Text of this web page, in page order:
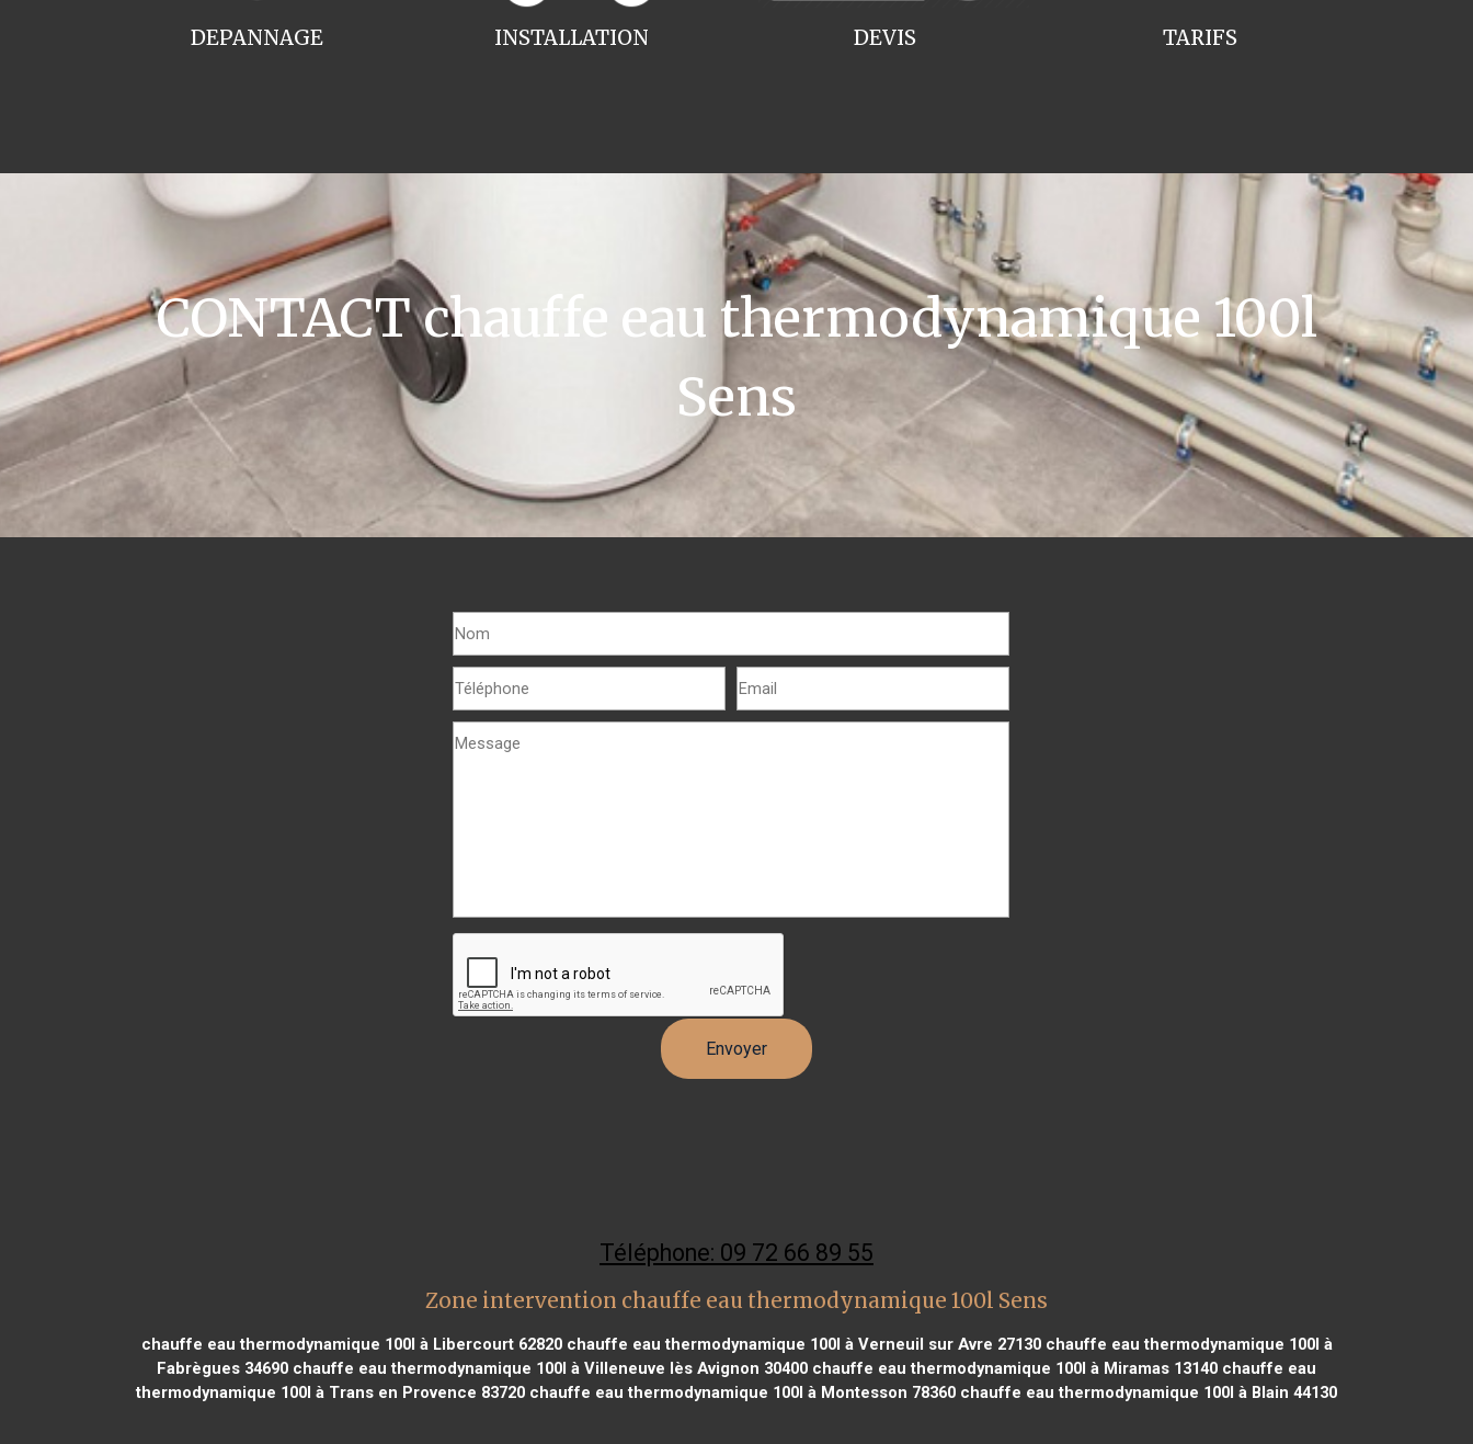
INSTALLATION
DEPANNAGE TARIFS
DEVIS
CONTACT chauffe eau thermodynamique 100l
Sens
Téléphone: 09 72 66 89 55
Zone intervention chauffe eau thermodynamique 100l Sens
chauffe eau thermodynamique 100l à Libercourt 62820chauffe eau thermodynamique 100l à Verneuil sur Avre 27130chauffe eau thermodynamique 100l à
Fabrègues 34690 chauffe eau thermodynamique 100l à Villeneuve lès Avignon 30400 chauffe eau thermodynamique 100l à Miramas 13140 chauffe eau
thermodynamique 100l à Trans en Provence 83720 chauffe eau thermodynamique 100l à Montesson 78360 chauffe eau thermodynamique 100l à Blain 44130